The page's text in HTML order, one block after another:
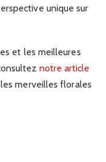
unique sur
et les meilleures
notre article
merveilles florales